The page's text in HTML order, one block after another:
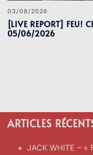
03/08/2026
[LIVE REPORT] FEU!
05/06/2026
ARTICLES
JACK WHITE – «